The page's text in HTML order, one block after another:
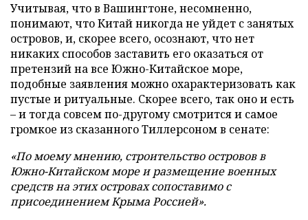
Учитывая, что в Вашингтоне, несомненно,
понимают, что Китай никогда не уйдет с занятых
островов, и, скорее всего, осознают, что нет
никаких способов заставить его оказаться от
претензий на все Южно-Китайское море,
подобные заявления можно охарактеризовать как
пустые и ритуальные. Скорее всего, так оно и есть
– и тогда совсем по-другому смотрится и самое
громкое из сказанного Тиллерсоном в сенате:
«По моему мнению, строительство островов в
Южно-Китайском море и размещение военных
средств на этих островах сопоставимо с
присоединением Крыма Россией».